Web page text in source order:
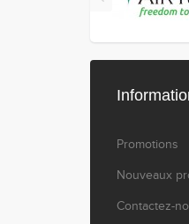
Promotions
Nouveaux
Contactez-